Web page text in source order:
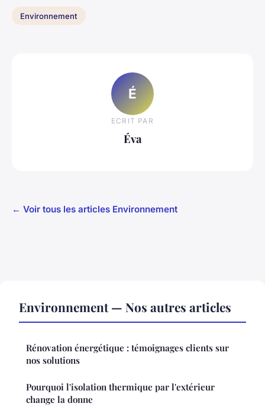
Environnement
É
ECRIT PAR
Éva
← Voir tous les articles Environnement
Environnement — Nos autres articles
Rénovation énergétique : témoignages clients sur
nos solutions
Pourquoi l'isolation thermique par l'extérieur
change la donne